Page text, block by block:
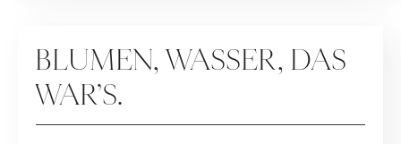
BLUMEN, WASSER, DAS
WAR’S.